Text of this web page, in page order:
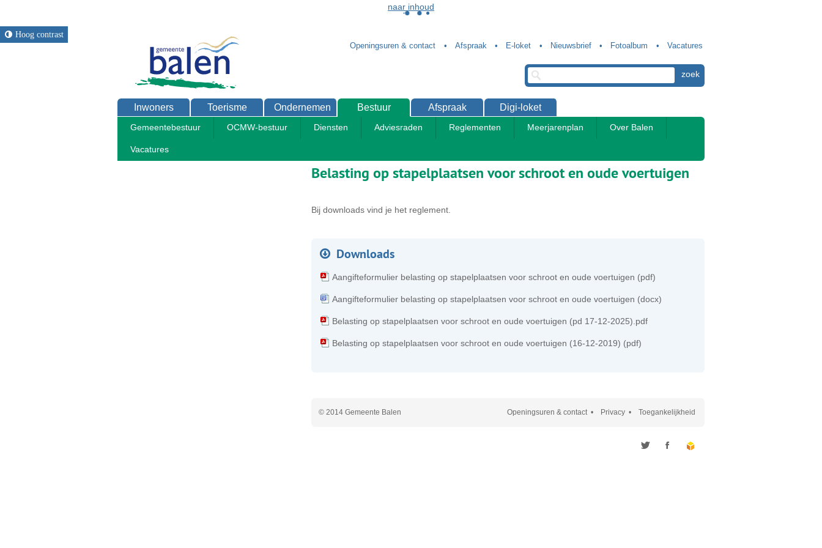
naar inhoud
Hoog contrast
Openingsuren & contact Afspraak E-loket Nieuwsbrief Fotoalbum Vacatures
Inwoners Toerisme Ondernemen Bestuur
Gemeentebestuur OCMW-bestuur Diensten Adviesraden Reglementen Meerjarenplan Over Balen
Vacatures
Afspraak Digi-loket
Home Bestuur
Belasting op stapelplaatsen voor schroot en oude voertuigen
Bij downloads vind je het reglement.
Downloads
Aangifteformulier belasting op stapelplaatsen voor schroot en oude voertuigen (pdf)
Aangifteformulier belasting op stapelplaatsen voor schroot en oude voertuigen (docx)
Belasting op stapelplaatsen voor schroot en oude voertuigen (pd 17-12-2025).pdf
Belasting op stapelplaatsen voor schroot en oude voertuigen (16-12-2019) (pdf)
© 2014 Gemeente Balen Openingsuren & contact Privacy Toegankelijkheid